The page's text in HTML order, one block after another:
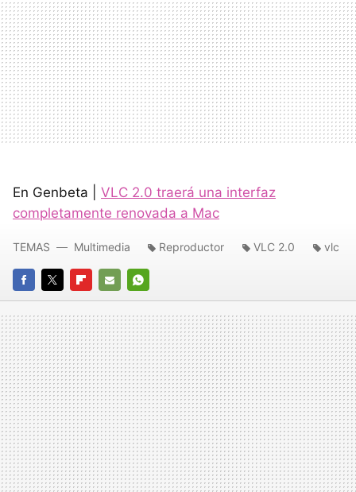
En Genbeta | VLC 2.0 traerá una interfaz
completamente renovada a Mac
FACEBOOK
TWITTERFLIPBOARD
E-
MAIL
WHATSAPP
TEMAS Multimedia Reproductor VLC 2.0 vlc